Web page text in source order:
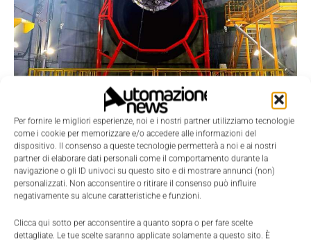
Per fornire le migliori esperienze, noi e i nostri partner utilizziamo tecnologie
come i cookie per memorizzare e/o accedere alle informazioni del
dispositivo. Il consenso a queste tecnologie permetterà a noi e ai nostri
partner di elaborare dati personali come il comportamento durante la
navigazione o gli ID univoci su questo sito e di mostrare annunci (non)
personalizzati. Non acconsentire o ritirare il consenso può influire
negativamente su alcune caratteristiche e funzioni.
Clicca qui sotto per acconsentire a quanto sopra o per fare scelte
dettagliate. Le tue scelte saranno applicate solamente a questo sito. È
Immagini di anidride carbonica da un
aereo di linea
La Redazione - 13 Ottobre 2022